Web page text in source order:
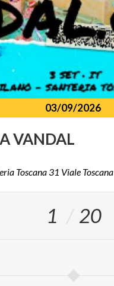
03/09/2026
VANDAL
Toscana31 Viale Toscana
1 20